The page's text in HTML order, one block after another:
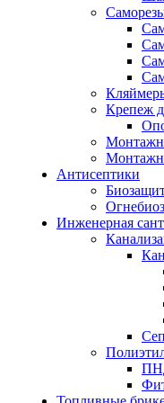
Крепеж
Антисептики
Инженерная